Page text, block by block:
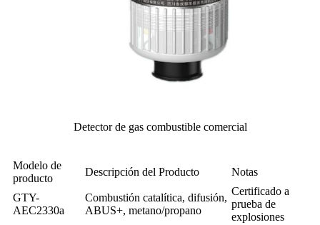
Detector de gas combustible comercial
Modelo de
producto
Descripción del Producto Notas
GTY-
AEC2330a
Combustión catalítica, difusión,
ABUS+, metano/propano
Certificado a
prueba de
explosiones